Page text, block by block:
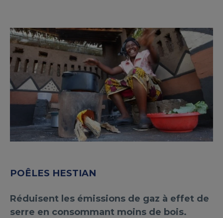
POÊLES HESTIAN
Réduisent les émissions de gaz à effet de
serre en consommant moins de bois.